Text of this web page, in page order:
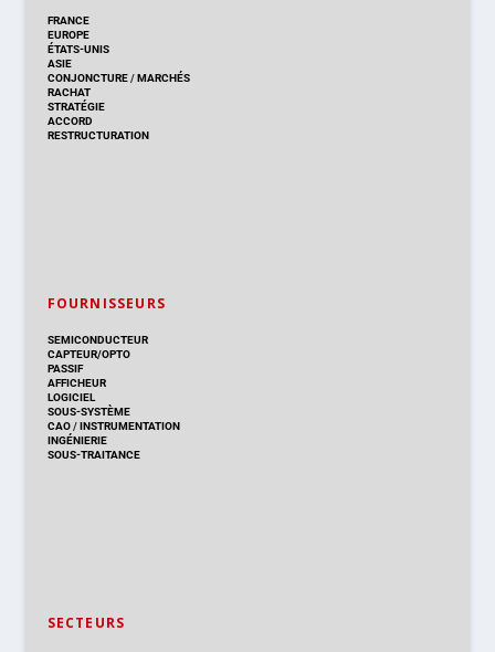
FRANCE
EUROPE
ÉTATS-UNIS
ASIE
CONJONCTURE/ MARCHÉS
RACHAT
STRATÉGIE
ACCORD
RESTRUCTURATION
FOURNISSEURS
SEMICONDUCTEUR
CAPTEUR/OPTO
PASSIF
AFFICHEUR
LOGICIEL
SOUS-SYSTÈME
CAO/INSTRUMENTATION
INGÉNIERIE
SOUS-TRAITANCE
SECTEURS